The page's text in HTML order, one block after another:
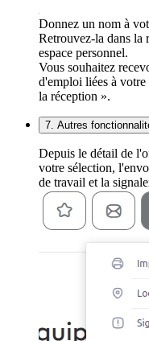
Donnez un nom à
Retrouvez-la dans la
espace personnel.
Vous souhaitez
d'emploi liées à
la réception ».
7. Autres
Depuis le détail de
votre sélection,
de travail et la